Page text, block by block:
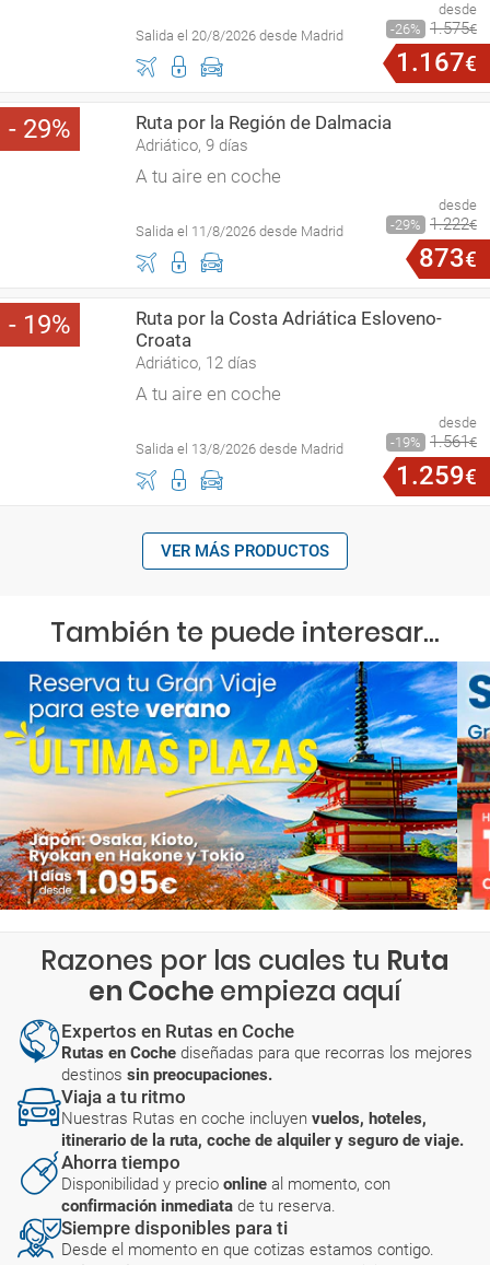
Salida el 20/8/2026 desde Madrid
desde
26
1.575€
1 .167€
29 Ruta por la Región de Dalmacia
Adriático, 9 días
A tu aire en coche
Salida el 11/8/2026 desde Madrid
desde
29
1.222€
873€
19
Ruta por la Costa Adriática Esloveno-
Croata
Adriático, 12 días
A tu aire en coche
Salida el 13/8/2026 desde Madrid
desde
19
1.561€
1 .259€
VER MÁS PRODUCTOS
También te puede interesar...
Razones por las cuales tu Ruta
en Coche empieza aquí
Expertos en Rutas en Coche
Rutas en Coche diseñadas para que recorras los mejores
destinos sin preocupaciones.
Viaja a tu ritmo
Nuestras Rutas en coche incluyen vuelos, hoteles,
itinerario de la ruta, coche de alquiler y seguro de viaje.
Ahorra tiempo
Disponibilidad y precio online al momento, con
confirmación inmediata de tu reserva.
Siempre disponibles para ti
Desde el momento en que cotizas estamos contigo.